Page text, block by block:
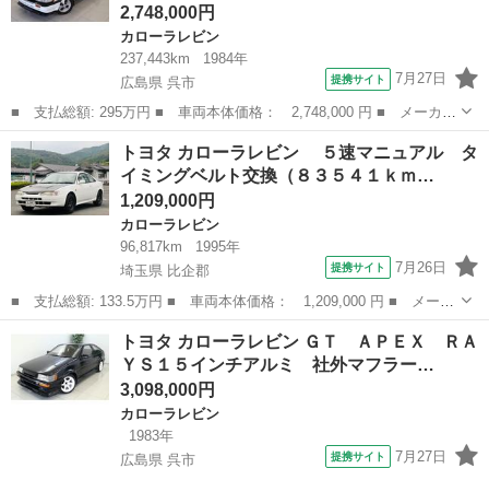
2,748,000円
カローラレビン
237,443km
1984年
広島県 呉市
提携サイト 7月27日
■ 支払総額: 295万円 ■ 車両本体価格： 2,748,000 円 ■ メーカー
名： トヨタ ■ 車種名： カローラレビン ■ グレード名： Ｇ
Ｔ 前期 純正１４インチアルミ ■ 排気量： 1600cc ■ ドア枚
数：...
広島 呉市 カローラレビン
トヨタ カローラレビン ５速マニュアル タ
イミングベルト交換（８３５４１ｋｍ…
1,209,000円
カローラレビン
96,817km
1995年
埼玉県 比企郡
提携サイト 7月26日
■ 支払総額: 133.5万円 ■ 車両本体価格： 1,209,000 円 ■ メーカ
ー名： トヨタ ■ 車種名： カローラレビン ■ グレード名：
５速マニュアル タイミングベルト交換（８３５４１ｋｍ） ■ 排気
量： ...
比企郡 カローラレビン
トヨタ カローラレビン ＧＴ ＡＰＥＸ ＲＡ
ＹＳ１５インチアルミ 社外マフラー…
3,098,000円
カローラレビン
1983年
広島県 呉市
提携サイト 7月27日